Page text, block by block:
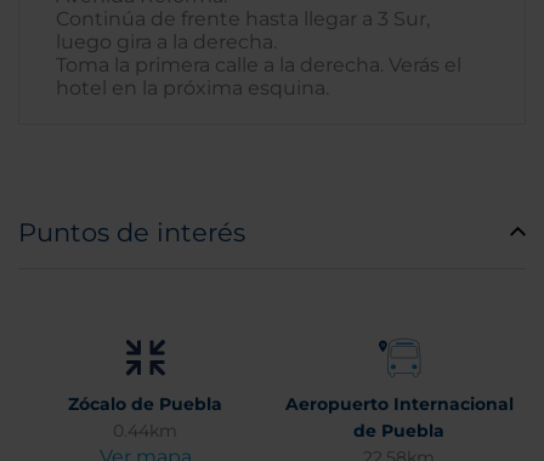
Continúa de frente hasta llegar a 3 Sur,
luego gira a la derecha.
Toma la primera calle a la derecha. Verás el
hotel en la próxima esquina.
Puntos de interés
Zócalo de Puebla
0.44km
Aeropuerto Internacional
de Puebla